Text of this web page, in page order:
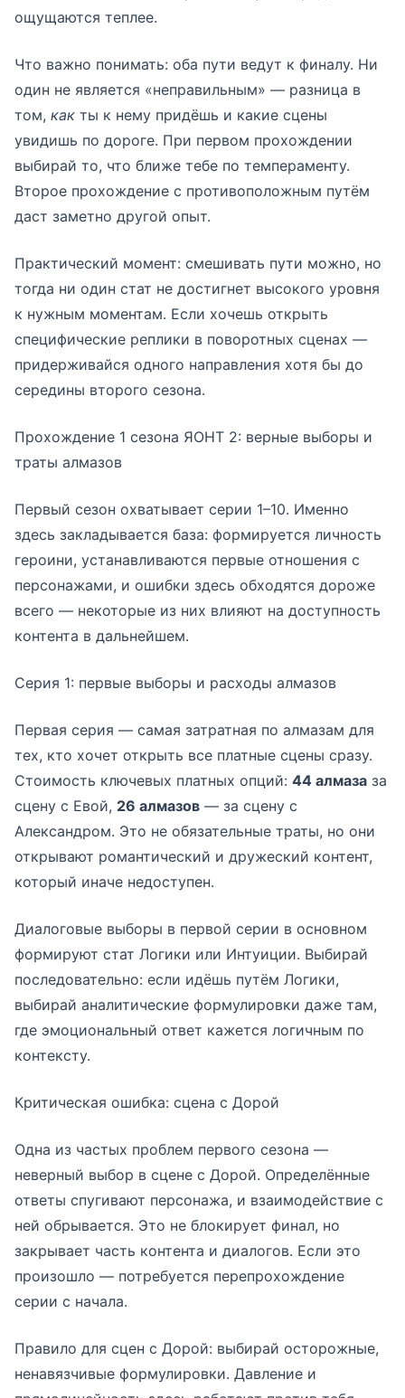
ощущаются теплее.
Что важно понимать: оба пути ведут к финалу. Ни
один не является «неправильным» — разница в
том, как ты к нему придёшь и какие сцены
увидишь по дороге. При первом прохождении
выбирай то, что ближе тебе по темпераменту.
Второе прохождение с противоположным путём
даст заметно другой опыт.
Практический момент: смешивать пути можно, но
тогда ни один стат не достигнет высокого уровня
к нужным моментам. Если хочешь открыть
специфические реплики в поворотных сценах —
придерживайся одного направления хотя бы до
середины второго сезона.
Прохождение 1 сезона ЯОНТ 2: верные выборы и
траты алмазов
Первый сезон охватывает серии 1–10. Именно
здесь закладывается база: формируется личность
героини, устанавливаются первые отношения с
персонажами, и ошибки здесь обходятся дороже
всего — некоторые из них влияют на доступность
контента в дальнейшем.
Серия 1: первые выборы и расходы алмазов
Первая серия — самая затратная по алмазам для
тех, кто хочет открыть все платные сцены сразу.
Стоимость ключевых платных опций: 44 алмаза за
сцену с Евой, 26 алмазов — за сцену с
Александром. Это не обязательные траты, но они
открывают романтический и дружеский контент,
который иначе недоступен.
Диалоговые выборы в первой серии в основном
формируют стат Логики или Интуиции. Выбирай
последовательно: если идёшь путём Логики,
выбирай аналитические формулировки даже там,
где эмоциональный ответ кажется логичным по
контексту.
Критическая ошибка: сцена с Дорой
Одна из частых проблем первого сезона —
неверный выбор в сцене с Дорой. Определённые
ответы спугивают персонажа, и взаимодействие с
ней обрывается. Это не блокирует финал, но
закрывает часть контента и диалогов. Если это
произошло — потребуется перепрохождение
серии с начала.
Правило для сцен с Дорой: выбирай осторожные,
ненавязчивые формулировки. Давление и